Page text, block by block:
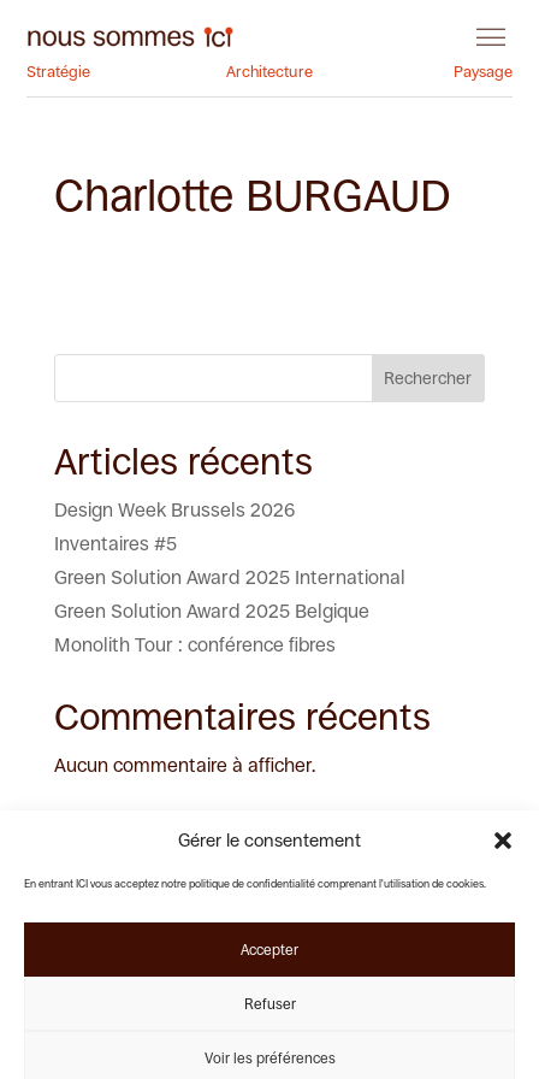
Gérer le consentement
En entrant ICI vous acceptez notre politique de confidentialité comprenant l'utilisation de cookies.
Accepter
Refuser
Voir les préférences
Stratégie Architecture Paysage
Charlotte BURGAUD
Rechercher
Articles récents
Design Week Brussels 2026
Inventaires #5
Green Solution Award 2025 International
Green Solution Award 2025 Belgique
Monolith Tour : conférence fibres
Commentaires récents
Aucun commentaire à afficher.
Rue Pierre Decoster 25
Lundi - Vendredi :
Samedi - Dimanche :
des Architectes de Belgique.